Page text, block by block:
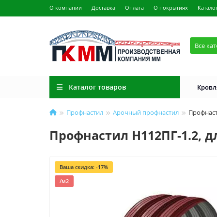
О компании Доставка Оплата О покрытиях
Все
Каталог товаров
Профнастил Арочный профнастил
Профнастил H112ПГ-1.2,
Ваша скидка: -17%
/м2